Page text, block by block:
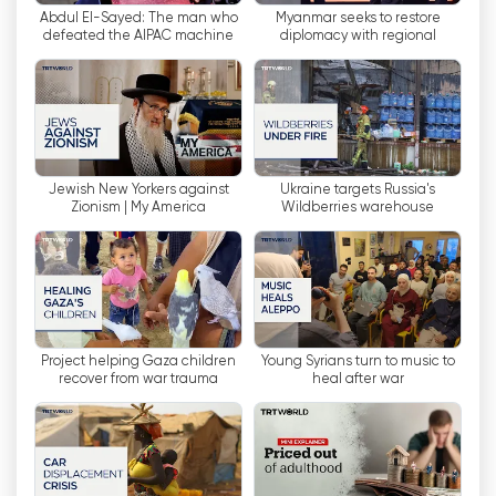
העולם.
כערוץ טלוויזיה בינלאומי, TRT World שואף להשמיע
את קולה של טורקיה ברחבי העולם. על ידי שידור
באנגלית, המטרה היא להציג את נקודת המבט של
טורקיה לצופים ברחבי העולם. בדרך זו, הוא מספק
פלטפורמה לאנשים שרוצים ללמוד יותר על התרבות,
ההיסטוריה והאירועים העכשוויים של טורקיה.
לסיכום, TRT World הוא ערוץ טלוויזיה בינלאומי
המחליף את TRT Int. משדר באנגלית, מטרתו להציג את
נקודת המבט של טורקיה לצופים ברחבי העולם. הוא
מציע מגוון רחב של תוכן לצופיה, המכסה מגוון נושאים
כמו גם חדשות חסרות פניות ואמינות.
TRT World צפה בסטרימינג בשידור חי
באינטרנט
Myanmar seeks to restore
diplomacy with regional
Abdul El-Sayed: The man who
defeated the AIPAC machine
Ukraine targets Russia's
Wildberries warehouse
Jewish New Yorkers against
Zionism | My America
Young Syrians turn to music to
heal after war
Project helping Gaza children
recover from war trauma